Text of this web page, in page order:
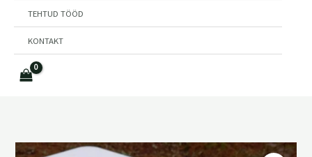
TEHTUD TÖÖD
KONTAKT
Müts